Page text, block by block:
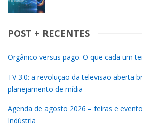
POST + RECENTES
Orgânico versus pago. O que cada um
TV 3.0: a revolução da televisão aberta
planejamento de mídia
Agenda de agosto 2026 – feiras e
Indústria